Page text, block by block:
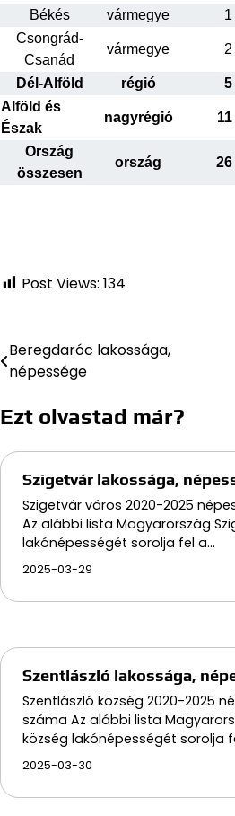
Békés
vármegye 1
Csongrád-
Csanád
vármegye 2
Dél-Alföld régió 5
Alföld és
Észak
nagyrégió 11
Ország
összesen
ország 26
Post Views: 134
Bejegyzés
navigáció
Beregdaróc lakossága,
népessége
Ezt olvastad már?
Szigetvár lakossága,
Szigetvár város 2020-2025
Az alábbi lista Magyarország
lakónépességét sorolja fel a…
2025-03-29
Szentlászló lakossága,
Szentlászló község 2020-2025
száma Az alábbi lista
község lakónépességét sorolja
2025-03-30